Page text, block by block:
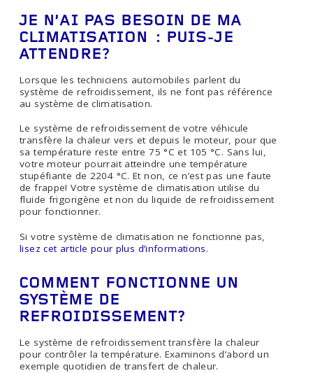
JE N’AI PAS BESOIN DE MA
CLIMATISATION : PUIS-JE
ATTENDRE?
Lorsque les techniciens automobiles parlent du
système de refroidissement, ils ne font pas référence
au système de climatisation.
Le système de refroidissement de votre véhicule
transfère la chaleur vers et depuis le moteur, pour que
sa température reste entre 75 °C et 105 °C. Sans lui,
votre moteur pourrait atteindre une température
stupéfiante de 2204 °C. Et non, ce n’est pas une faute
de frappe! Votre système de climatisation utilise du
fluide frigorigène et non du liquide de refroidissement
pour fonctionner.
Si votre système de climatisation ne fonctionne pas,
lisez cet article pour plus d’informations.
COMMENT FONCTIONNE UN
SYSTÈME DE
REFROIDISSEMENT?
Le système de refroidissement transfère la chaleur
pour contrôler la température. Examinons d’abord un
exemple quotidien de transfert de chaleur.